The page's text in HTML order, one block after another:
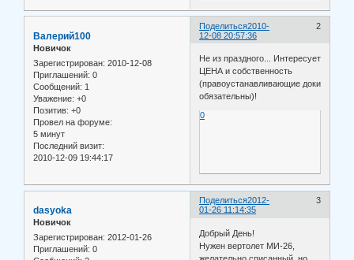
Поделиться 2
2010-
12-08 20:57:36
Валерий100
Новичок
Зарегистрирован: 2010-12-08
Приглашений: 0
Сообщений: 1
Уважение: +0
Позитив: +0
Провел на форуме:
5 минут
Последний визит:
2010-12-09 19:44:17
Не из праздного... Интересует
ЦЕНА и собственность
(правоустанавливающие доки
обязательны)!
0
Поделиться 3
2012-
01-26 11:14:35
dasyoka
Новичок
Зарегистрирован: 2012-01-26
Приглашений: 0
Добрый День!
Нужен вертолет МИ-26,
желательно списанный, но